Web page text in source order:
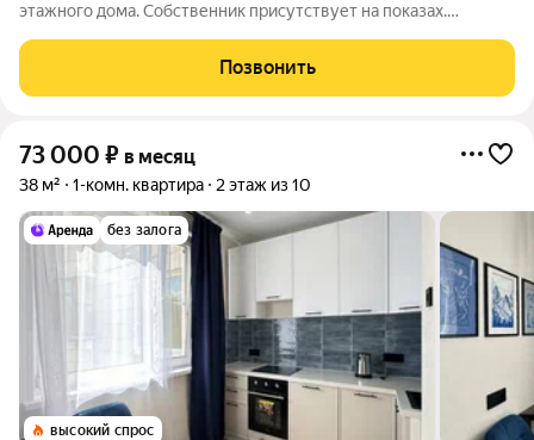
этажного дома. Собственник присутствует на показах.
оплачиваются отдельно. По условиям проживания: можно с
детьми, можно с питомцами.
Позвонить
73 000 ₽ в месяц
38 м² 1-комн. квартира 2 этаж из 10
без залога
высокий спрос